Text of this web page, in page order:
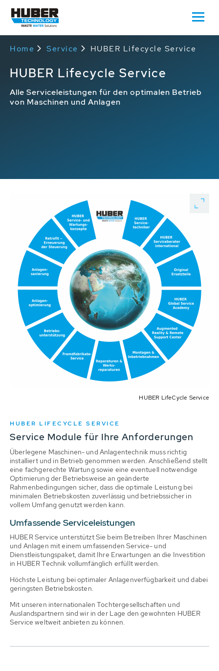
Home Service HUBER Lifecycle Service
HUBER Lifecycle Service
Alle Serviceleistungen für den optimalen Betrieb
von Maschinen und Anlagen
HUBER LifeCycle Service
HUBER LIFECYCLE SERVICE
Service Module für Ihre Anforderungen
Überlegene Maschinen- und Anlagentechnik muss richtig
installiert und in Betrieb genommen werden. Anschließend stellt
eine fachgerechte Wartung sowie eine eventuell notwendige
Optimierung der Betriebsweise an geänderte
Rahmenbedingungen sicher, dass die optimale Leistung bei
minimalen Betriebskosten zuverlässig und betriebssicher in
vollem Umfang genutzt werden kann.
Umfassende Serviceleistungen
HUBER Service unterstützt Sie beim Betreiben Ihrer Maschinen
und Anlagen mit einem umfassenden Service- und
Dienstleistungspaket, damit Ihre Erwartungen an die Investition
in HUBER Technik vollumfänglich erfüllt werden.
Höchste Leistung bei optimaler Anlagenverfügbarkeit und dabei
geringsten Betriebskosten.
Mit unseren internationalen Tochtergesellschaften und
Auslandspartnern sind wir in der Lage den gewohnten HUBER
Service weltweit anbieten zu können.